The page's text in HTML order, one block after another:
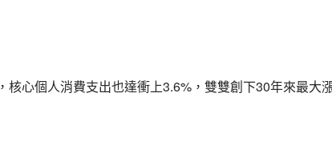
，核心個人消費支出也達衝上3.6% ，雙雙創下30年來最大